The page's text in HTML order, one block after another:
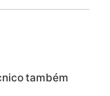
também